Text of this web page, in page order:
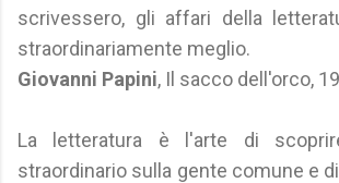
scrivessero, gli affari della
straordinariamente meglio.
Giovanni Papini, Il sacco dell'orco,
La letteratura è l'arte di
straordinario sulla gente comune e